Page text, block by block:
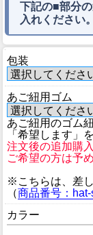
下記の■部分
入れください。
包装
あご紐用ゴム
あご紐用のゴム
「希望します」
注文後の追加購
ご希望の方は予
※こちらは、差
（商品番号：hat-
カラー